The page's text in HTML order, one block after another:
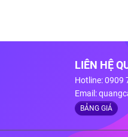
LIÊN HỆ
Hotline: 0909
Email:
BẢNG GIÁ